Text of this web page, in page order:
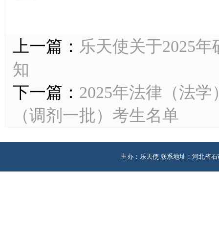
上一篇： 乐天使关于2025
知
下一篇： 2025年法律（法
（调剂一批）考生名单
主办：乐天使 联系地址：河北省